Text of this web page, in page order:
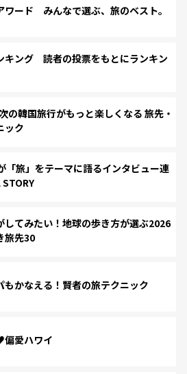
ワード みんなで選ぶ、旅のベスト。
キング 読者の投票をもとにランキン
韓国旅行がもっと楽しくなる 旅先・
ック
「旅」をテーマに語るインタビュー連
STORY
してみたい！地球の歩き方が選ぶ2026
旅先30
もかなえる！賢者の旅テクニック
愛ハワイ